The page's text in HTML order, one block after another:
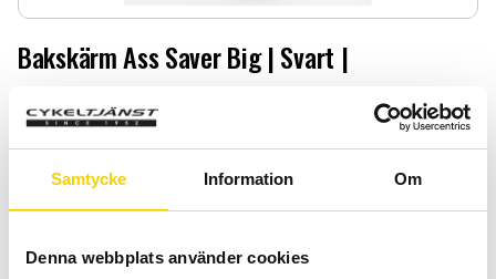
Samtycke Information Om
Denna webbplats använder cookies
Bakskärm Ass Saver Big | Svart |
119:-